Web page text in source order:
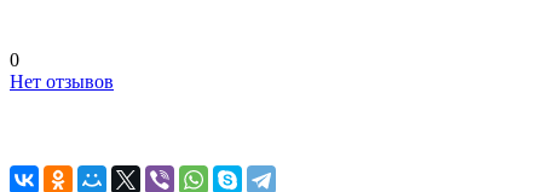
0
Нет отзывов